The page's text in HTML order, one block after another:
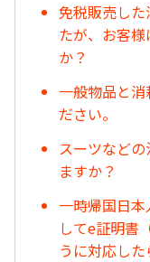
免税販売し
たが、お客
か？
一般物品と
ださい。
スーツなど
ますか？
一時帰国日
してe証明書
うに対応し